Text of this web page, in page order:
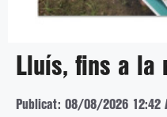
Lluís, fins a la
Publicat: 08/08/2026 12:42